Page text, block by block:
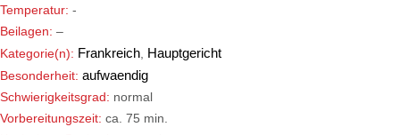
Temperatur: -
Beilagen: –
Kategorie(n): Frankreich Hauptgericht
Besonderheit: aufwaendig
Schwierigkeitsgrad: normal
Vorbereitungszeit: ca. 75 min.